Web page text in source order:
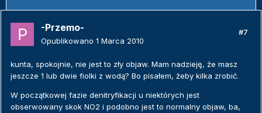
-Przemo-
Opublikowano 1 Marca 2010
#7
kunta, spokojnie, nie jest to zły objaw. Mam nadzieję, że masz
jeszcze 1 lub dwie fiolki z wodą? Bo pisałem, żeby kilka zrobić.
W początkowej fazie denitryfikacji u niektórych jest
obserwowany skok NO2 i podobno jest to normalny objaw, ba,